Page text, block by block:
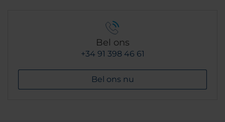
Bel ons
+34 91 398 46 61
Bel ons nu